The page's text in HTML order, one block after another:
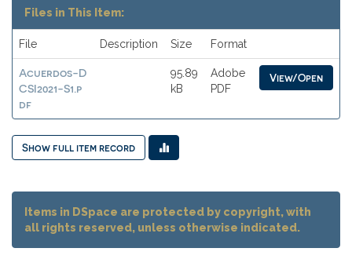
Files in This Item:
File Description Size Format
Acuerdos-D
CSI2021-S1.p
df
95.89
kB
Adobe
PDF
View/Open
Show full item record
Items in DSpace are protected by copyright, with
all rights reserved, unless otherwise indicated.